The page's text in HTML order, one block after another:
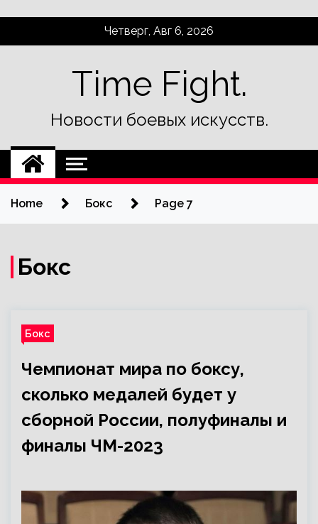
Четверг, Авг 6, 2026
Time Fight.
Новости боевых искусств.
Home Бокс Page 7
Бокс
Бокс
Чемпионат мира по боксу,
сколько медалей будет у
сборной России, полуфиналы и
финалы ЧМ-2023